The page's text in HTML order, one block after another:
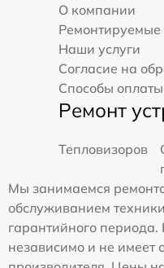
О компании
Ремонтируемые
Наши услуги
Согласие на
Способы оплаты
Ремонт
Тепловизоров
Мы занимаемся
обслуживанием
гарантийного
независимо и не имеет